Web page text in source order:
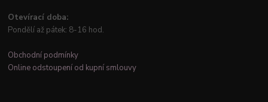
Otevírací doba:
Pondělí až pátek: 8-16 hod.
Obchodní podmínky
Online odstoupení od kupní smlouvy